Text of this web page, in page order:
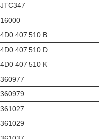
JTC347
16000
4D0 407 510 B
4D0 407 510 D
4D0 407 510 K
360977
360979
361027
361029